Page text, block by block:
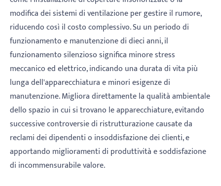
modifica dei sistemi di ventilazione per gestire il rumore,
riducendo così il costo complessivo. Su un periodo di
funzionamento e manutenzione di dieci anni, il
funzionamento silenzioso significa minore stress
meccanico ed elettrico, indicando una durata di vita più
lunga dell'apparecchiatura e minori esigenze di
manutenzione. Migliora direttamente la qualità ambientale
dello spazio in cui si trovano le apparecchiature, evitando
successive controversie di ristrutturazione causate da
reclami dei dipendenti o insoddisfazione dei clienti, e
apportando miglioramenti di produttività e soddisfazione
di incommensurabile valore.